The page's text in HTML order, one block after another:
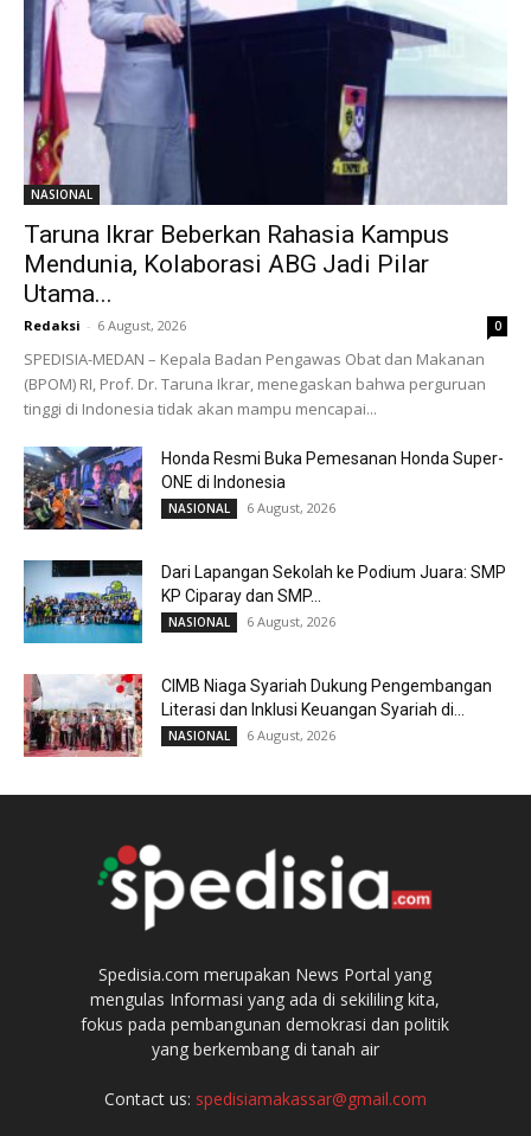
NASIONAL
Taruna Ikrar Beberkan Rahasia Kampus
Mendunia, Kolaborasi ABG Jadi Pilar
Utama...
Redaksi - 6 August, 2026 0
SPEDISIA-MEDAN – Kepala Badan Pengawas Obat dan Makanan
(BPOM) RI, Prof. Dr. Taruna Ikrar, menegaskan bahwa perguruan
tinggi di Indonesia tidak akan mampu mencapai...
Honda Resmi Buka Pemesanan Honda Super-
ONE di Indonesia
NASIONAL 6 August, 2026
Dari Lapangan Sekolah ke Podium Juara: SMP
KP Ciparay dan SMP...
NASIONAL 6 August, 2026
CIMB Niaga Syariah Dukung Pengembangan
Literasi dan Inklusi Keuangan Syariah di...
NASIONAL 6 August, 2026
Spedisia.com merupakan News Portal yang
mengulas Informasi yang ada di sekililing kita,
fokus pada pembangunan demokrasi dan politik
yang berkembang di tanah air
Contact us: spedisiamakassar@gmail.com